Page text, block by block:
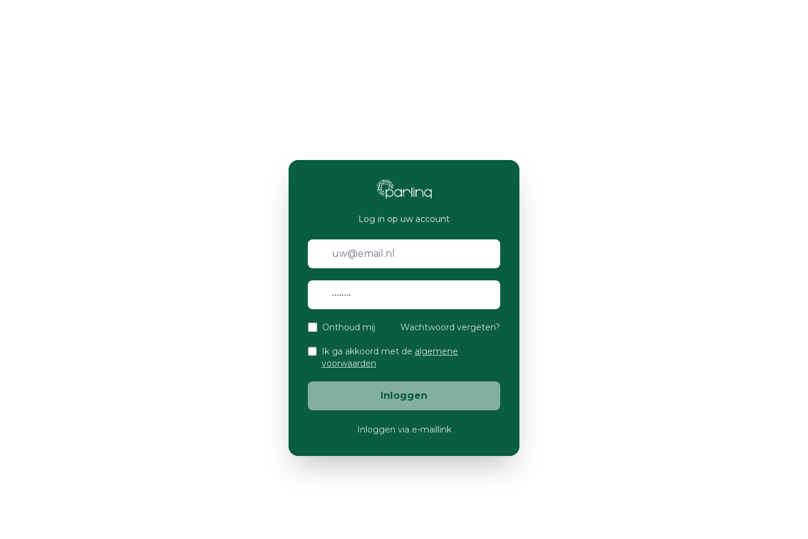
Log in op uw account
Onthoud mij Wachtwoord vergeten?
Ik ga akkoord met de algemene
voorwaarden
Inloggen
Inloggen via e-maillink